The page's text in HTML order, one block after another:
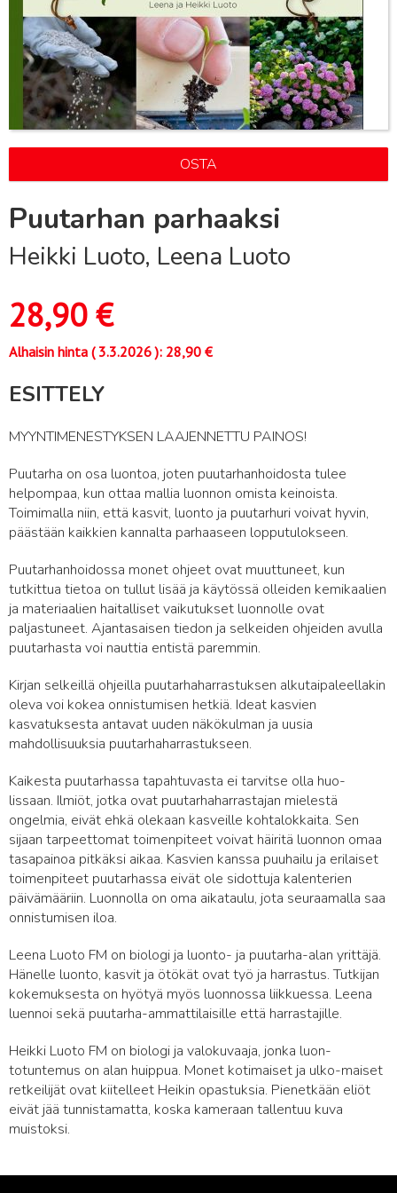
OSTA
Puutarhan parhaaksi
Heikki Luoto, Leena Luoto
28,90€
Alhaisin hinta (3.3.2026): 28,90 €
ESITTELY
MYYNTIMENESTYKSEN LAAJENNETTU PAINOS!
Puutarha on osa luontoa, joten puutarhanhoidosta tulee
helpompaa, kun ottaa mallia luonnon omista keinoista.
Toimimalla niin, että kasvit, luonto ja puutarhuri voivat hyvin,
päästään kaikkien kannalta parhaaseen lopputulokseen.
Puutarhanhoidossa monet ohjeet ovat muuttuneet, kun
tutkittua tietoa on tullut lisää ja käytössä olleiden kemikaalien
ja materiaalien haitalliset vaikutukset luonnolle ovat
paljastuneet. Ajantasaisen tiedon ja selkeiden ohjeiden avulla
puutarhasta voi nauttia entistä paremmin.
Kirjan selkeillä ohjeilla puutarhaharrastuksen alkutaipaleellakin
oleva voi kokea onnistumisen hetkiä. Ideat kasvien
kasvatuksesta antavat uuden näkökulman ja uusia
mahdollisuuksia puutarhaharrastukseen.
Kaikesta puutarhassa tapahtuvasta ei tarvitse olla huo-
lissaan. Ilmiöt, jotka ovat puutarhaharrastajan mielestä
ongelmia, eivät ehkä olekaan kasveille kohtalokkaita. Sen
sijaan tarpeettomat toimenpiteet voivat häiritä luonnon omaa
tasapainoa pitkäksi aikaa. Kasvien kanssa puuhailu ja erilaiset
toimenpiteet puutarhassa eivät ole sidottuja kalenterien
päivämääriin. Luonnolla on oma aikataulu, jota seuraamalla saa
onnistumisen iloa.
Leena Luoto FM on biologi ja luonto- ja puutarha-alan yrittäjä.
Hänelle luonto, kasvit ja ötökät ovat työ ja harrastus. Tutkijan
kokemuksesta on hyötyä myös luonnossa liikkuessa. Leena
luennoi sekä puutarha-ammattilaisille että harrastajille.
Heikki Luoto FM on biologi ja valokuvaaja, jonka luon-
totuntemus on alan huippua. Monet kotimaiset ja ulko-maiset
retkeilijät ovat kiitelleet Heikin opastuksia. Pienetkään eliöt
eivät jää tunnistamatta, koska kameraan tallentuu kuva
muistoksi.